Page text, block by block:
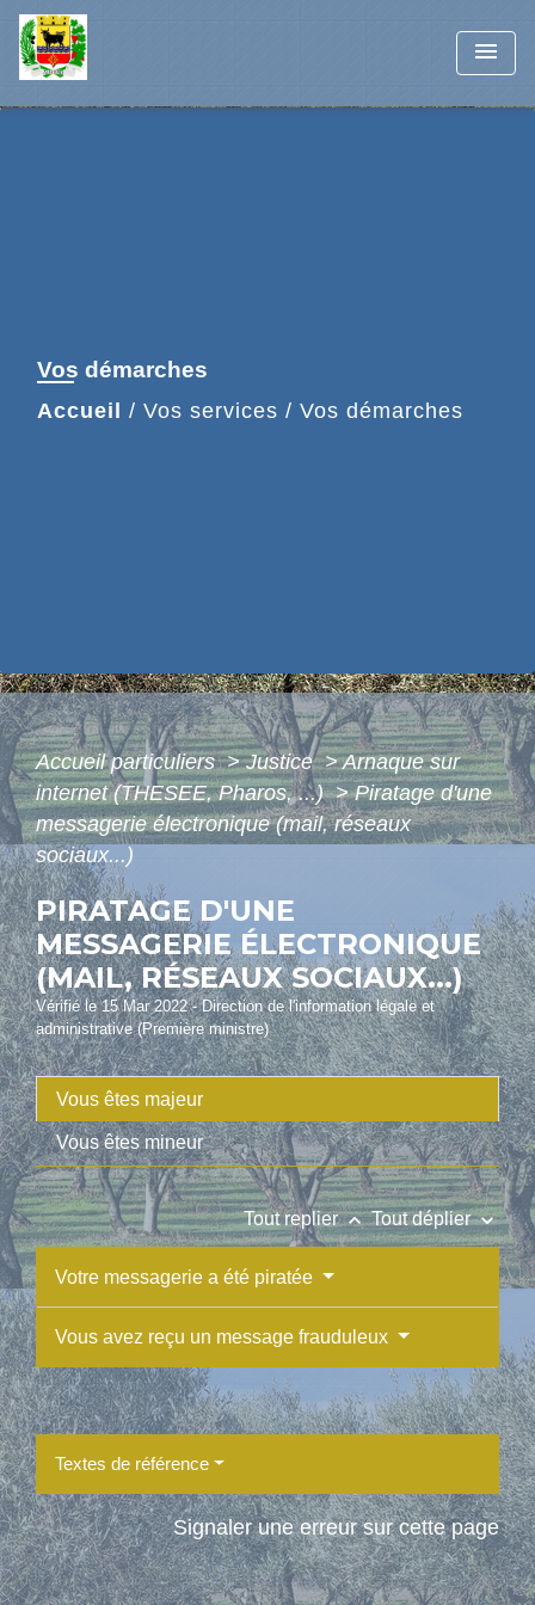
menu
Vos démarches
Accueil / Vos services / Vos démarches
Accueil particuliers> Justice> Arnaque sur
internet (THESEE, Pharos, ...)> Piratage d'une
messagerie électronique (mail, réseaux
sociaux...)
PIRATAGE D'UNE
MESSAGERIE ÉLECTRONIQUE
(MAIL, RÉSEAUX SOCIAUX...)
Vérifié le 15 Mar 2022 - Direction de l'information légale et
administrative (Première ministre)
Vous êtes majeur
Vous êtes mineur
Tout replierkeyboard_arrow_up Tout déplierkeyboard_arrow_down
Votre messagerie a été piratée
Vous avez reçu un message frauduleux
Textes de référence
Signaler une erreur sur cette page